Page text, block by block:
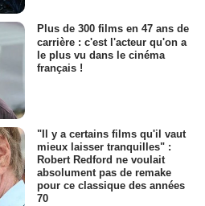
Plus de 300 films en 47 ans de
carrière : c'est l'acteur qu'on a
le plus vu dans le cinéma
français !
"Il y a certains films qu'il vaut
mieux laisser tranquilles" :
Robert Redford ne voulait
absolument pas de remake
pour ce classique des années
70